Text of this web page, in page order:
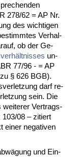
278/62 = AP Nr.
des wich­ti­gen
Ver­hal­
ob der Ge­
un­
77/96 - = AP
§ 626 BGB).
darf re­
sein. Die
wei­te­rer Ver­trags­
08 – zi­tiert
ei­ner ne­ga­ti­ven
und Ein­